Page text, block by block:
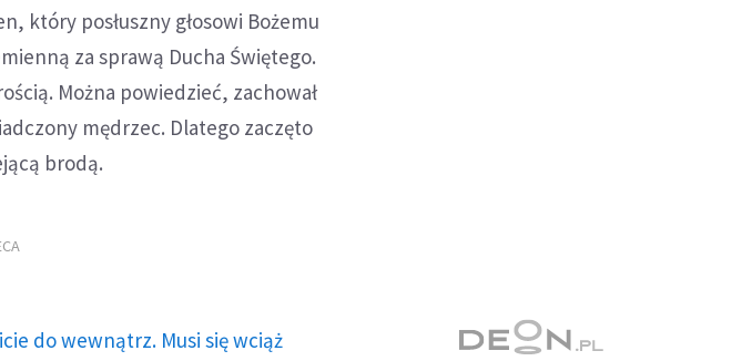
który posłuszny głosowi Bożemu
za sprawą Ducha Świętego.
Można powiedzieć, zachował
mędrzec. Dlatego zaczęto
brodą.
do wewnątrz. Musi się wciąż